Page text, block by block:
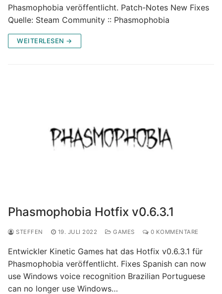
Phasmophobia veröffentlicht. Patch-Notes New Fixes
Quelle: Steam Community :: Phasmophobia
WEITERLESEN →
Phasmophobia Hotfix v0.6.3.1
STEFFEN 19. JULI 2022 GAMES 0 KOMMENTARE
Entwickler Kinetic Games hat das Hotfix v0.6.3.1 für
Phasmophobia veröffentlicht. Fixes Spanish can now
use Windows voice recognition Brazilian Portuguese
can no longer use Windows…